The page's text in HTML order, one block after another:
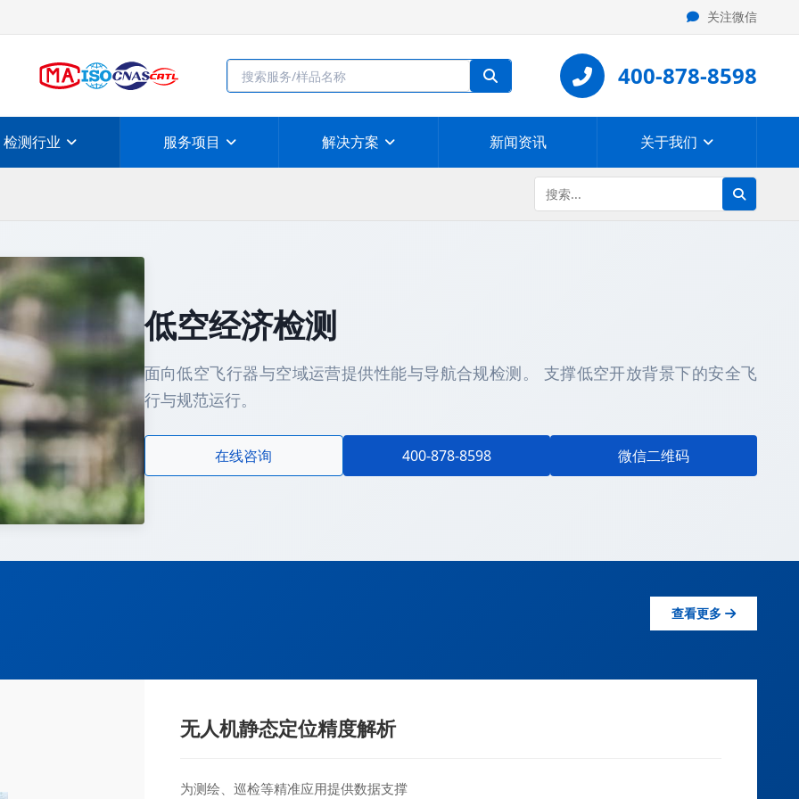
关注微信
400-878-8598
检测行业 服务项目 解决方案 新闻资讯 关于我们
低空经济检测
面向低空飞行器与空域运营提供性能与导航合规检测。 支撑低空开放背景下的安全飞
行与规范运行。
在线咨询 400-878-8598 微信二维码
查看更多
无人机静态定位精度解析
为测绘、巡检等精准应用提供数据支撑